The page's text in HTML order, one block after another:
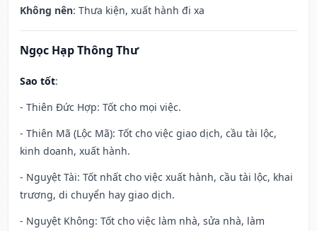
Không nên: Thưa kiện, xuất hành đi xa
Ngọc Hạp Thông Thư
Sao tốt:
- Thiên Đức Hợp: Tốt cho mọi việc.
- Thiên Mã (Lộc Mã): Tốt cho việc giao dịch, cầu tài lộc,
kinh doanh, xuất hành.
- Nguyệt Tài: Tốt nhất cho việc xuất hành, cầu tài lộc, khai
trương, di chuyển hay giao dịch.
- Nguyệt Không: Tốt cho việc làm nhà, sửa nhà, làm